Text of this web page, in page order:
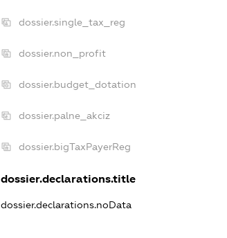
dossier.single_tax_reg
dossier.non_profit
dossier.budget_dotation
dossier.palne_akciz
dossier.bigTaxPayerReg
dossier.declarations.title
dossier.declarations.noData